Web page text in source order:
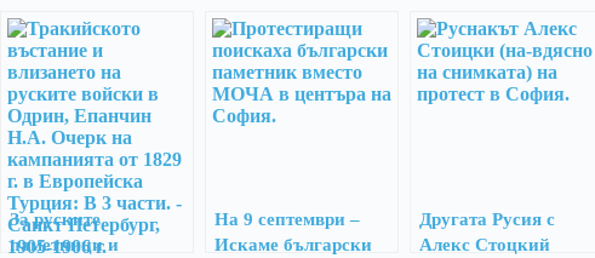
За руските
паметници и
На 9 септември –
Искаме български
Другата Русия с
Алекс Стоцкий